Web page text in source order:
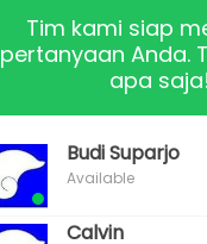
Tim kami siap
pertanyaan Anda.
apa saja!
Budi Suparjo
Available
Calvin